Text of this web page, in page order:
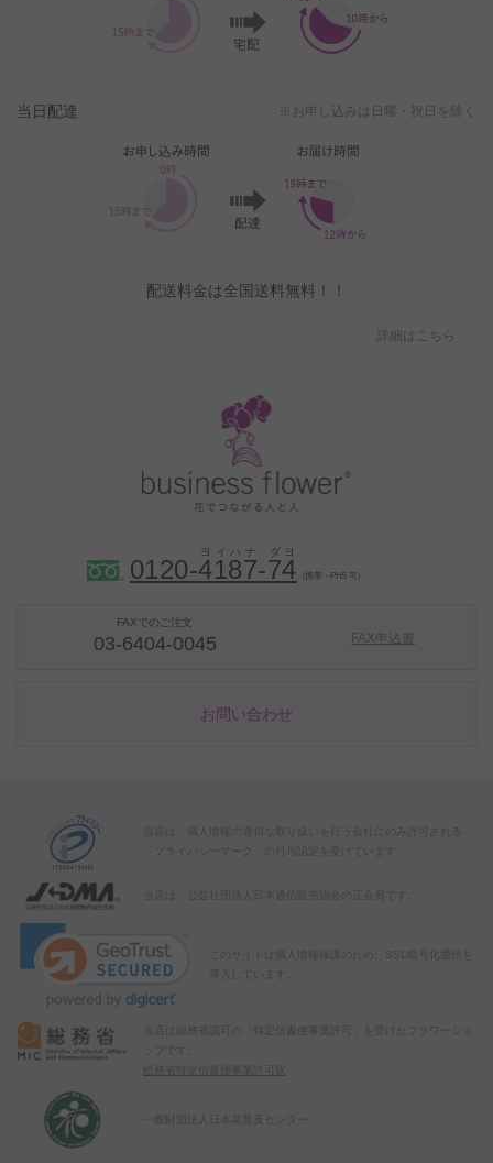
当日配達 ※お申し込みは日曜・祝日を除く
配送料金は全国送料無料！！
詳細はこちら
0120-4187-74 （携帯・PHS 可）
FAXでのご注文
03-6404-0045 FAX申込書
お問い合わせ
当店は、個人情報の適切な取り扱いを行う会社にのみ許可される
「プライバシーマーク」の付与認定を受けています。
当店は、公益社団法人日本通信販売協会の正会員です。
このサイトは個人情報保護のため、SSL暗号化通信を
導入しています。
当店は総務省認可の「特定信書便事業許可」を受けたフラワーショ
総務省特定信書便事業許可状